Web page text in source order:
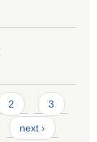
2 3
next ›